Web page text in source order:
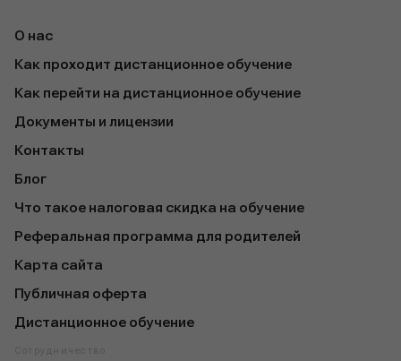
О нас
Как проходит дистанционное обучение
Как перейти на дистанционное обучение
Документы и лицензии
Контакты
Блог
Что такое налоговая скидка на обучение
Реферальная программа для родителей
Карта сайта
Публичная оферта
Дистанционное обучение
Сотрудничество